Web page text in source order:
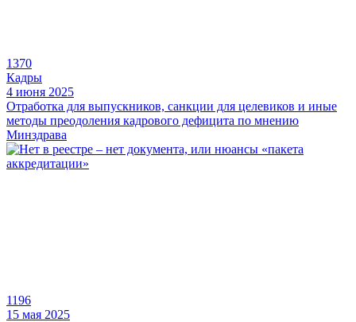
1370
Кадры
4 июня 2025
Отработка для выпускников, санкции для целевиков и иные
методы преодоления кадрового дефицита по мнению
Минздрава
1196
15 мая 2025